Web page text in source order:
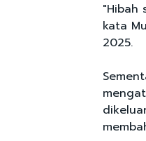
"Hibah
kata
2025.